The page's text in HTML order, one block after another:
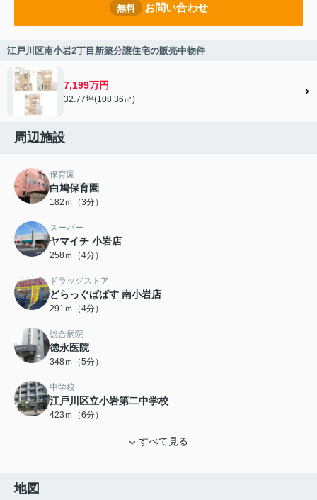
無料 お問い合わせ
江戸川区南小岩2丁目新築分譲住宅の販売中物件
7,199万円
32.77坪(108.36㎡)
周辺施設
保育園
白鳩保育園
182ｍ（3分）
スーパー
ヤマイチ 小岩店
258ｍ（4分）
ドラッグストア
どらっぐぱぱす 南小岩店
291ｍ（4分）
総合病院
徳永医院
348ｍ（5分）
中学校
江戸川区立小岩第二中学校
423ｍ（6分）
すべて見る
地図